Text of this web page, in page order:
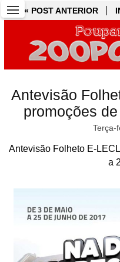
« POST ANTERIOR
Antevisão
promoções
Terça-
Antevisão Folheto E-
a
« POST ANTERIOR